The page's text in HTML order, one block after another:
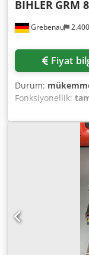
Grebenau
BIHLER GRM
Fiyat
Durum:
Fonksiyonellik:
kızaklı besleme
Agnek 4 normal
aralığı: Tel
80 mm'ye kadar